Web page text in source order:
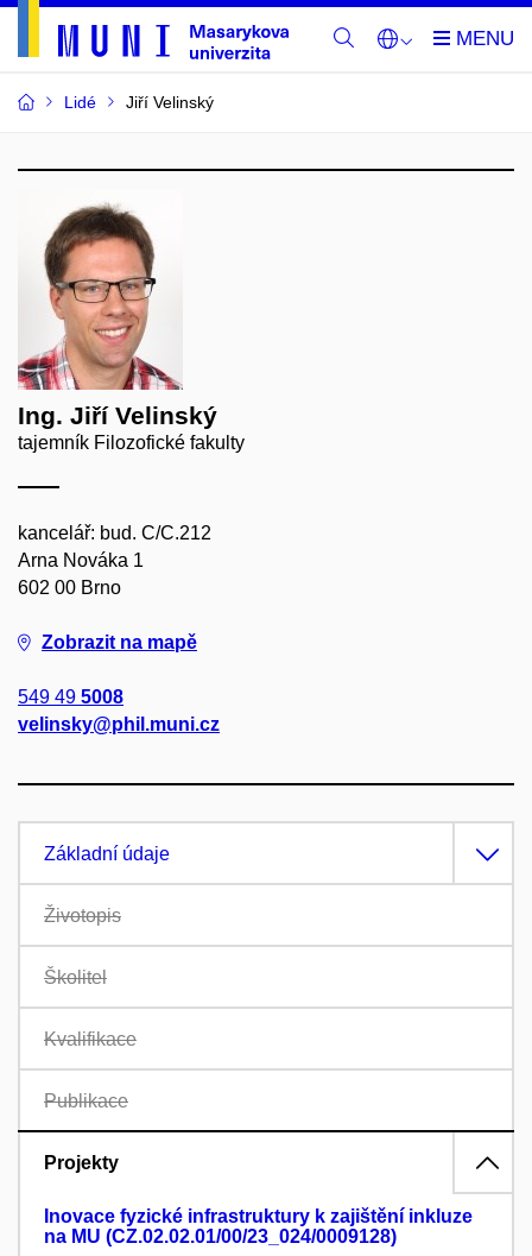
Lidé Jiří Velinský
Ing. Jiří Velinský
tajemník Filozofické fakulty
kancelář: bud. C/C.212
Arna Nováka 1
602 00 Brno
Zobrazit na mapě
549 49 5008
velinsky@phil.muni.cz
Základní údaje
Životopis
Školitel
Kvalifikace
Publikace
Projekty
Inovace fyzické infrastruktury k zajištění inkluze
na MU (CZ.02.02.01/00/23_024/0009128)